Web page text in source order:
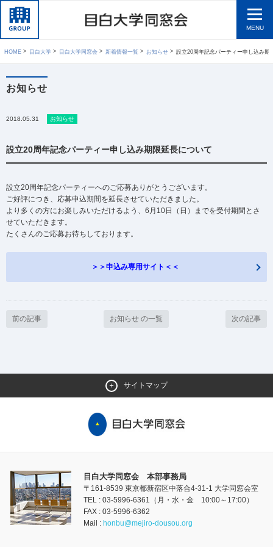
MENU
HOME 目白大学 目白大学同窓会 新着情報一覧 お知らせ 設立20周年記念パーティー申し込み期
お知らせ
2018.05.31 お知らせ
設立20周年記念パーティー申し込み期限延長について
設立20周年記念パーティーへのご応募ありがとうございます。
ご好評につき、応募申込期間を延長させていただきました。
より多くの方にお楽しみいただけるよう、6月10日（日）までを受付期間とさ
せていただきます。
たくさんのご応募お待ちしております。
＞＞申込み専用サイト＜＜
前の記事 お知らせ の一覧 次の記事
サイトマップ
目白大学同窓会 本部事務局
〒161-8539 東京都新宿区中落合4-31-1 大学同窓会室
TEL : 03-5996-6361（月・水・金 10:00～17:00）
FAX : 03-5996-6362
Mail : honbu@mejiro-dousou.org